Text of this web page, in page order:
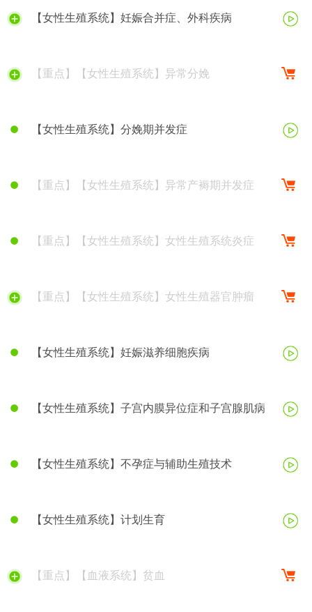
【女性生殖系统】妊娠合并症、外科疾病
【重点】【女性生殖系统】异常分娩
【女性生殖系统】分娩期并发症
【重点】【女性生殖系统】异常产褥期并发症
【重点】【女性生殖系统】女性生殖系统炎症
【重点】【女性生殖系统】女性生殖器官肿瘤
【女性生殖系统】妊娠滋养细胞疾病
【女性生殖系统】子宫内膜异位症和子宫腺肌病
【女性生殖系统】不孕症与辅助生殖技术
【女性生殖系统】计划生育
【重点】【血液系统】贫血